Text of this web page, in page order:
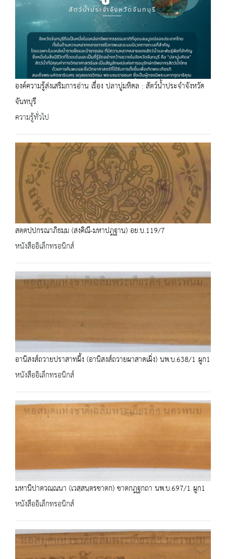
องค์ความรู้ส่งเสริมการอ่าน เรื่อง ปลาบู่มหิดล : สัตว์น้ำประจำจังหวัด
จันทบุรี
ความรู้ทั่วไป
สตฺตปฺปกรณาภิธมฺม (สงฺคิณี-มหาปฎฐาน) อย.บ.119/7
หนังสืออิเล็กทรอนิกส์
อานิสงส์ถวายปราสาทผึ้ง (อานิสงส์ถวายผาสาดเผิ่ง) นพ.บ.638/1 ผูก1
หนังสืออิเล็กทรอนิกส์
มหานิปาตวณฺณนา (เวสฺสนฺตรชาตก) ชาตกฎฐกถา นพ.บ.697/1 ผูก1
หนังสืออิเล็กทรอนิกส์